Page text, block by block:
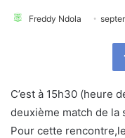
Freddy Ndola
C’est à 15h30 (heure
deuxième match de la
Pour cette